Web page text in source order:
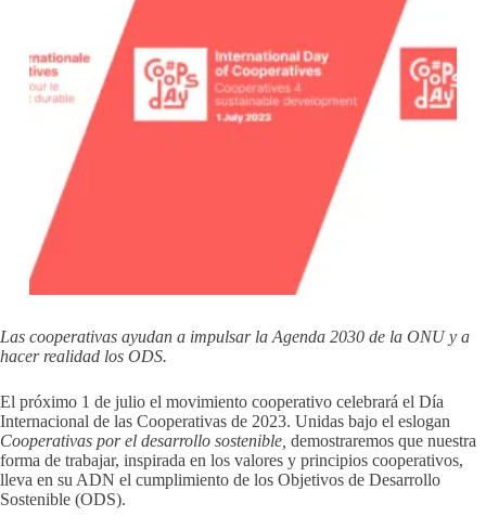
Las cooperativas ayudan a impulsar la Agenda 2030 de la ONU y a
hacer realidad los ODS.
El próximo 1 de julio el movimiento cooperativo celebrará el Día
Internacional de las Cooperativas de 2023. Unidas bajo el eslogan
Cooperativas por el desarrollo sostenible, demostraremos que nuestra
forma de trabajar, inspirada en los valores y principios cooperativos,
lleva en su ADN el cumplimiento de los Objetivos de Desarrollo
Sostenible (ODS).